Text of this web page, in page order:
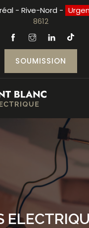
- Rive-Nord -
8612
SOUMISSION